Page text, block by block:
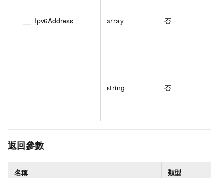
Ipv6Address array 否
string 否
返回參數
名稱 類型